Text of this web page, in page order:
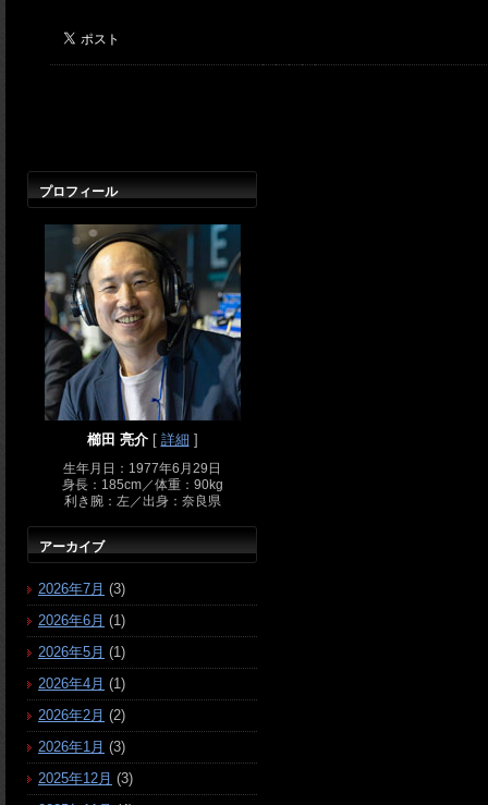
プロフィール
櫛田 亮介[ 詳細 ]
生年月日：1977年6月29日
身長：185cm／体重：90kg
利き腕：左／出身：奈良県
アーカイブ
2026年7月 (3)
2026年6月 (1)
2026年5月 (1)
2026年4月 (1)
2026年2月 (2)
2026年1月 (3)
2025年12月 (3)